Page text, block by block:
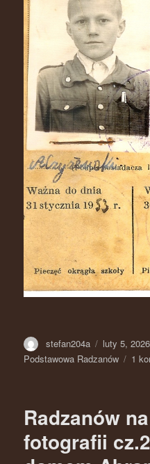
Autor
stefan204a luty 5, 2026
Podstawowa Radzanów
1
Radzanów
fotografii